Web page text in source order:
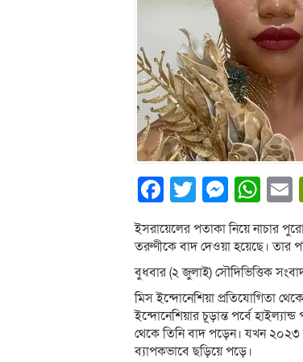
Facebook
Twitter
ইসরায়েলের পতাকা নিয়ে নাচার
তরুণীকে বাদ দেওয়া হয়েছে। তার
বুধবার (২ জুলাই) সৌদিভিত্তিক
মিস ইন্দোনেশিয়া প্রতিযোগিতা
ইন্দোনেশিয়ার চূড়ান্ত পর্বে
থেকে তিনি বাদ পড়েন। যখন ২০২৩
ব্যাপকভাবে ছড়িয়ে পড়ে।